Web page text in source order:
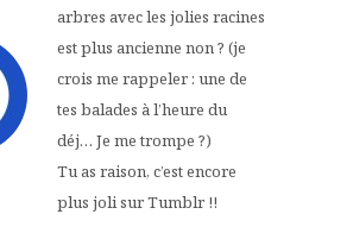
arbres avec les jolies racines
est plus ancienne non ? (je
crois me rappeler : une de
tes balades à l’heure du
déj… Je me trompe ?)
Tu as raison, c’est encore
plus joli sur Tumblr !!